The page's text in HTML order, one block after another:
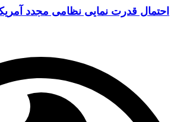
احتمال قدرت نمایی نظامی مجدد